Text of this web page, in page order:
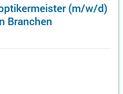
(m/w/d)
Branchen